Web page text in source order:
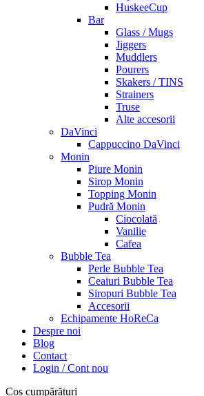
HuskeeCup
Bar
Glass / Mugs
Jiggers
Muddlers
Pourers
Skakers / TINS
Strainers
Truse
Alte accesorii
DaVinci
Cappuccino DaVinci
Monin
Piure Monin
Sirop Monin
Topping Monin
Pudră Monin
Ciocolată
Vanilie
Cafea
Bubble Tea
Perle Bubble Tea
Ceaiuri Bubble Tea
Siropuri Bubble Tea
Accesorii
Echipamente HoReCa
Despre noi
Blog
Contact
Login / Cont nou
Coș cumpărături